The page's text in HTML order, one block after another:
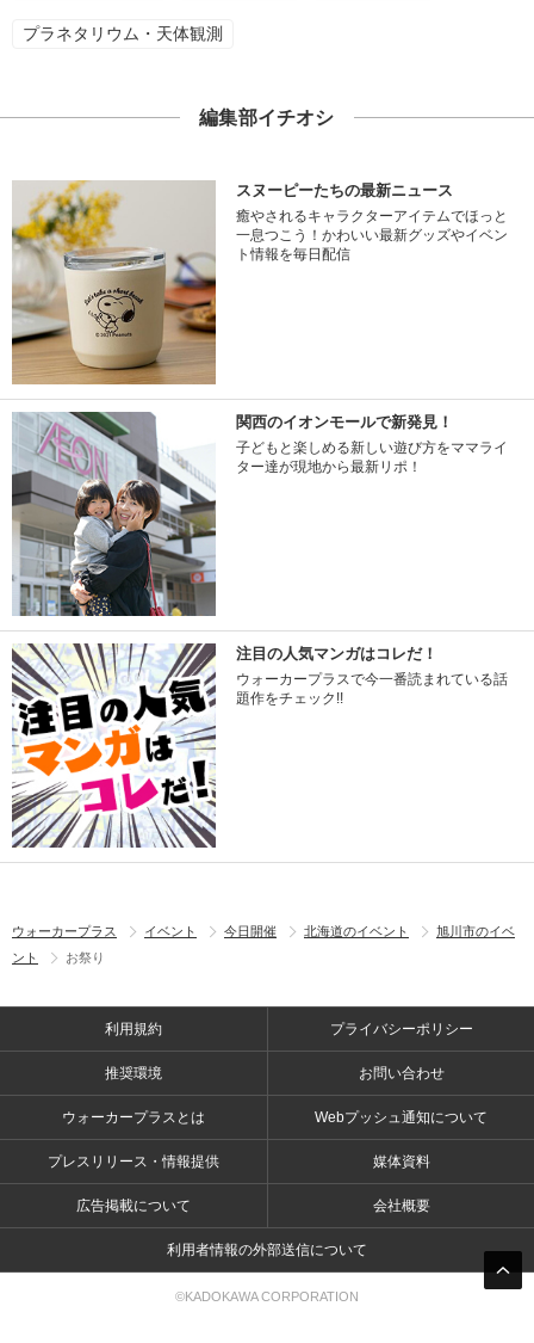
プラネタリウム・天体観測
編集部イチオシ
スヌーピーたちの最新ニュース
癒やされるキャラクターアイテムでほっと
一息つこう！かわいい最新グッズやイベン
ト情報を毎日配信
関西のイオンモールで新発見！
子どもと楽しめる新しい遊び方をママライ
ター達が現地から最新リポ！
注目の人気マンガはコレだ！
ウォーカープラスで今一番読まれている話
題作をチェック!!
ウォーカープラス イベント 今日開催 北海道のイベント
旭川市のイベ
ント
お祭り
利用規約 プライバシーポリシー
推奨環境 お問い合わせ
ウォーカープラスとは Webプッシュ通知について
プレスリリース・情報提供 媒体資料
広告掲載について 会社概要
利用者情報の外部送信について
©KADOKAWA CORPORATION